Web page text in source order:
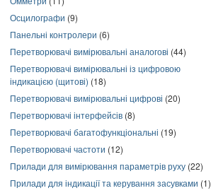
Осцилографи (9)
Панельні контролери (6)
Перетворювачі вимірювальні аналогові (44)
Перетворювачі вимірювальні із цифровою
індикацією (щитові) (18)
Перетворювачі вимірювальні цифрові (20)
Перетворювачі інтерфейсів (8)
Перетворювачі багатофункціональні (19)
Перетворювачі частоти (12)
Прилади для вимірювання параметрів руху (22)
Прилади для індикації та керування засувками (1)